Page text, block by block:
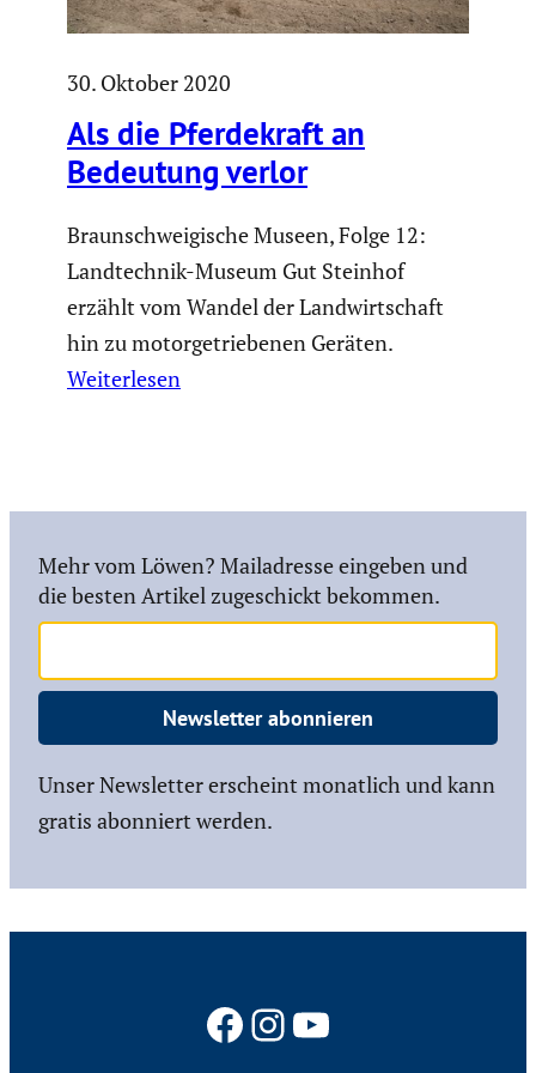
30. Oktober 2020
Als die Pferde­kraft an
Bedeutung verlor
Braunschweigische Museen, Folge 12:
Landtechnik-Museum Gut Steinhof
erzählt vom Wandel der Landwirtschaft
hin zu motorgetriebenen Geräten.
Weiterlesen
Mehr vom Löwen? Mailadresse eingeben und
die besten Artikel zugeschickt bekommen.
Newsletter abonnieren
Unser Newsletter erscheint monatlich und kann
gratis abonniert werden.
Facebook
Instagram
YouTube